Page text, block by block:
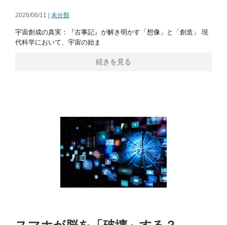
2026/06/11 | 未分類
宇宙創成の真実：『古事記』が解き明かす「想像」と「創造」 現
代科学において、宇宙の始ま
続きを見る